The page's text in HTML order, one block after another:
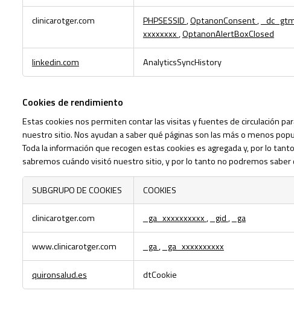
clinicarotger.com PHPSESSID,OptanonConsent,
xxxxxxxx,OptanonAlertBoxClosed
linkedin.com AnalyticsSyncHistory
Cookies de rendimiento
Estas cookies nos permiten contar las visitas y fuentes de circulación
nuestro sitio. Nos ayudan a saber qué páginas son las más o menos
Toda la información que recogen estas cookies es agregada y, por lo
sabremos cuándo visitó nuestro sitio, y por lo tanto no podremos saber
rendimiento
SUBGRUPO DE COOKIES COOKIES
clinicarotger.com _ga_xxxxxxxxxx, _gid, _ga
www.clinicarotger.com _ga, _ga_xxxxxxxxxx
quironsalud.es dtCookie